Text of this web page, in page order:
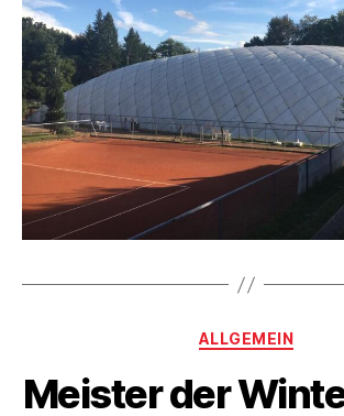
Kategorien
ALLGEMEIN
Meister der